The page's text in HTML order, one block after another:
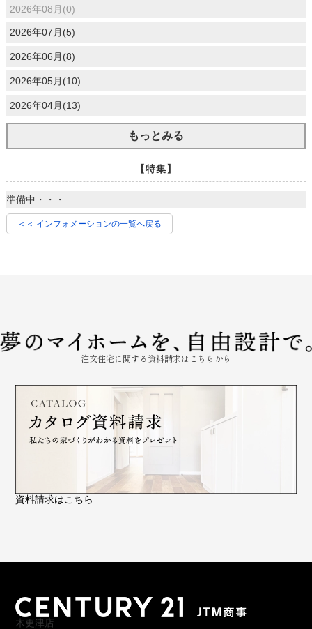
2026年08月(0)
2026年07月(5)
2026年06月(8)
2026年05月(10)
2026年04月(13)
もっとみる
【特集】
準備中・・・
＜＜ インフォメーションの一覧へ戻る
注文住宅に関する資料請求はこちらから
資料請求はこちら
木更津店